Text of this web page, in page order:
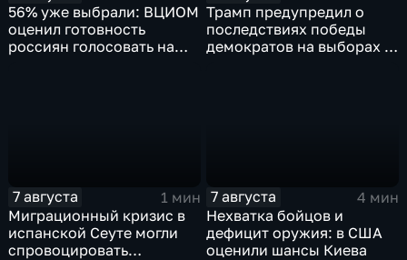
56% уже выбрали: ВЦИОМ
оценил готовность
россиян голосовать на
Трамп предупредил о
последствиях победы
демократов на выборах в
7 августа
1 мин
Миграционный кризис в
испанской Сеуте могли
спровоцировать
7 августа
4 мин
Нехватка бойцов и
дефицит оружия: в США
оценили шансы Киева